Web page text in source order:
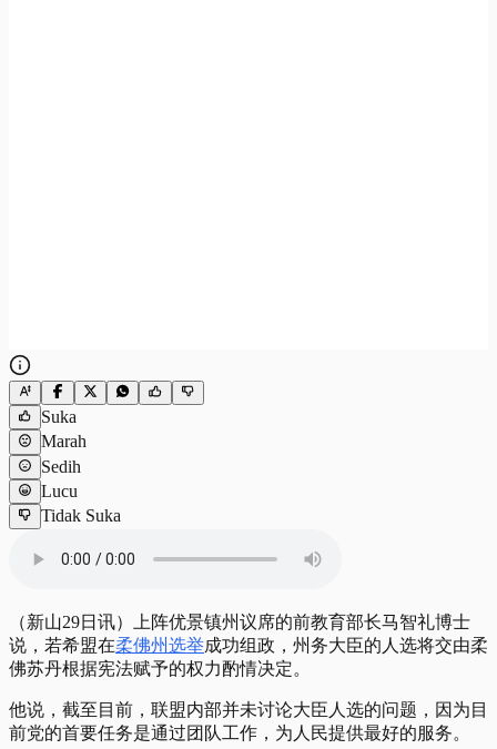
Suka
Marah
Sedih
Lucu
Tidak Suka
（新山29日讯）上阵优景镇州议席的前教育部长马智礼博士
说，若希盟在柔佛州选举成功组政，州务大臣的人选将交由柔
佛苏丹根据宪法赋予的权力酌情决定。
他说，截至目前，联盟内部并未讨论大臣人选的问题，因为目
前党的首要任务是通过团队工作，为人民提供最好的服务。